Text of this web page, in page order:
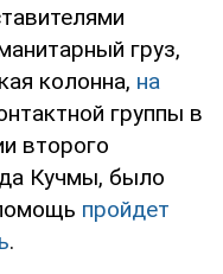
груз,
колонна, на
группы в
второго
Кучмы, было
пройдет
.